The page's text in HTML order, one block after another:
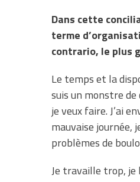
Dans cette
terme
contrario, le plus
Le temps et la
suis un monstre
je veux faire. J’ai
mauvaise journée,
problèmes de
Je travaille trop, je